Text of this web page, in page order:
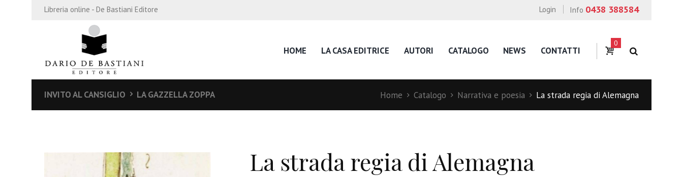
Libreria online - De Bastiani Editore Info 0438 388584
Login
HOME LA CASA EDITRICE AUTORI CATALOGO NEWS CONTATTI
0
INVITO AL CANSIGLIO LA GAZZELLA ZOPPA Home Catalogo Narrativa e poesia La strada regia di Alemagna
La strada regia di Alemagna